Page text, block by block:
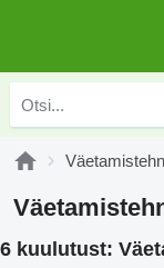
6 kuulutust: